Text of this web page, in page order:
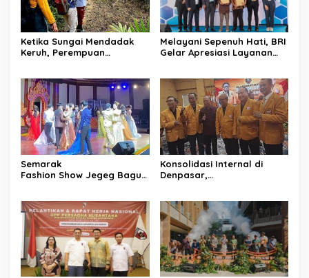
Ketika Sungai Mendadak
Keruh, Perempuan
Adat Mereka Terancam
Melayani Sepenuh Hati, BRI
Gelar Apresiasi Layanan
Nasabah
Semarak
Fashion Show Jegeg Bagus
dan Penguasaan catwalk
Konsolidasi Internal di
Denpasar,